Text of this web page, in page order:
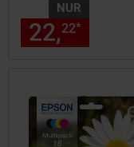
NUR
22,22*